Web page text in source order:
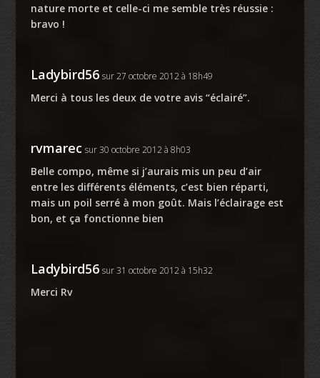
nature morte et celle-ci me semble très réussie :
bravo !
Ladybird56 sur 27 octobre 2012 à 18h49
Merci à tous les deux de votre avis “éclairé”.
rvmarec sur 30 octobre 2012 à 8h03
Belle compo, même si j’aurais mis un peu d’air
entre les différents éléments, c’est bien réparti,
mais un poil serré à mon goût. Mais l’éclairage est
bon, et ça fonctionne bien
Ladybird56 sur 31 octobre 2012 à 15h32
Merci Rv